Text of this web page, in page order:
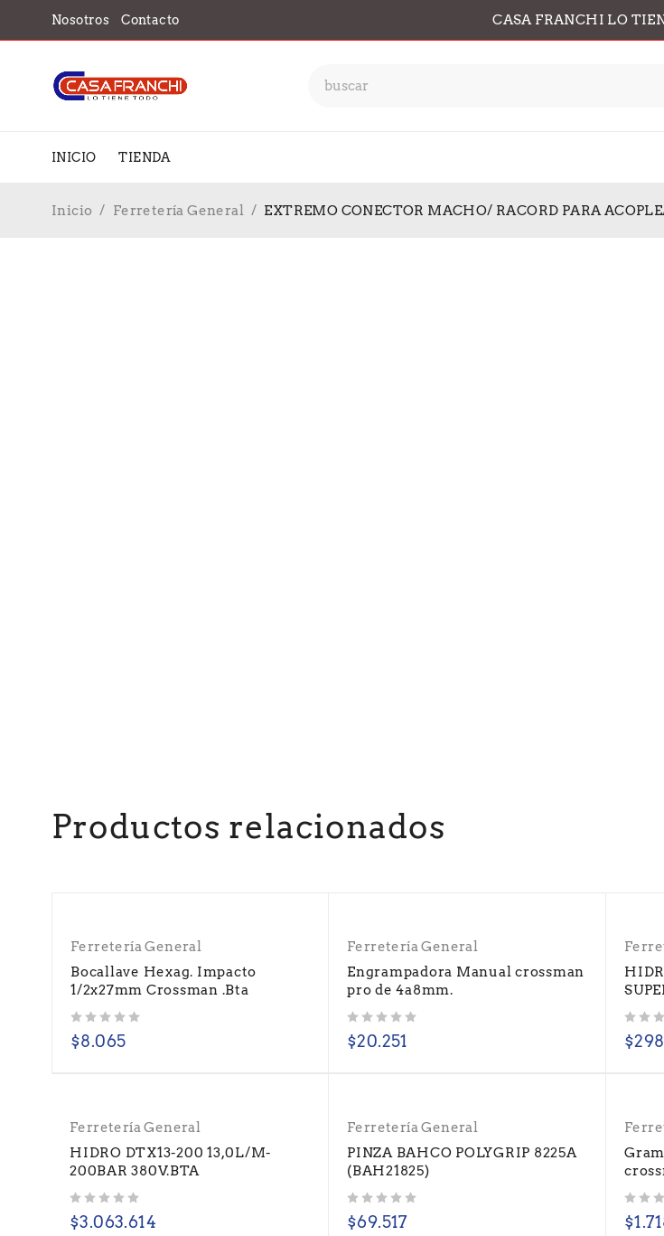
Nosotros Contacto CASA FRANCHI LO
INICIO TIENDA
Inicio / Ferretería General / EXTREMO CONECTOR MACHO/ RACORD PARA
Productos relacionados
Ferretería General
Bocallave Hexag. Impacto
1/2x27mm Crossman .Bta
$8.065
Ferretería General
Engrampadora Manual crossman
pro de 4a8mm.
$20.251 $
Ferretería General
HIDRO DTX13-200 13,0L/M-
200BAR 380V.BTA
$3.063.614
Ferretería General
PINZA BAHCO POLYGRIP 8225A
(BAH21825)
$69.517 $